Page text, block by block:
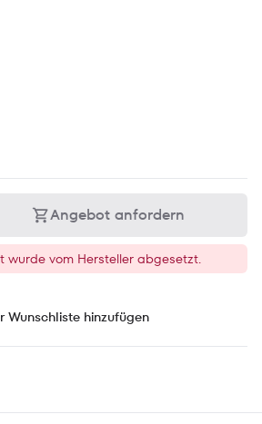
Angebot anfordern
wurde vom Hersteller abgesetzt.
Wunschliste hinzufügen